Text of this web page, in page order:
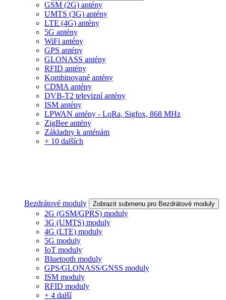
GSM (2G) antény
UMTS (3G) antény
LTE (4G) antény
5G antény
WiFi antény
GPS antény
GLONASS antény
RFID antény
Kombinované antény
CDMA antény
DVB-T2 televizní antény
ISM antény
LPWAN antény - LoRa, Sigfox, 868 MHz
ZigBee antény
Základny k anténám
+ 10 dalších
Bezdrátové moduly Zobrazit submenu pro Bezdrátové moduly
2G (GSM/GPRS) moduly
3G (UMTS) moduly
4G (LTE) moduly
5G moduly
IoT moduly
Bluetooth moduly
GPS/GLONASS/GNSS moduly
ISM moduly
RFID moduly
+ 4 další